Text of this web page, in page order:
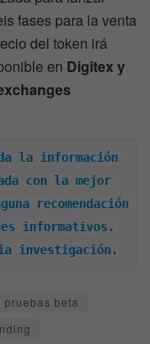
fases para la venta
del token irá
en Digitex y
la información
con la mejor
recomendación
informativos.
investigación.
pruebas beta